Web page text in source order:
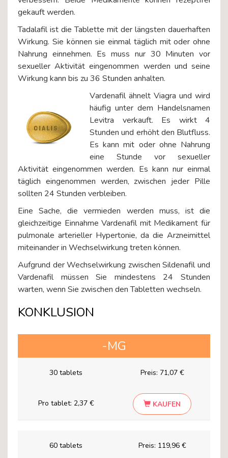
gekauft werden.
Tadalafil ist die Tablette mit der längsten dauerhaften
Wirkung. Sie können sie einmal täglich mit oder ohne
Nahrung einnehmen. Es muss nur 30 Minuten vor
sexueller Aktivität eingenommen werden und seine
Wirkung kann bis zu 36 Stunden anhalten.
Vardenafil ähnelt Viagra und wird
häufig unter dem Handelsnamen
Levitra verkauft. Es wirkt 4
Stunden und erhöht den Blutfluss.
Es kann mit oder ohne Nahrung
eine Stunde vor sexueller
Aktivität eingenommen werden. Es kann nur einmal
täglich eingenommen werden, zwischen jeder Pille
sollten 24 Stunden verbleiben.
Eine Sache, die vermieden werden muss, ist die
gleichzeitige Einnahme Vardenafil mit Medikament für
pulmonale arterieller Hypertonie, da die Arzneimittel
miteinander in Wechselwirkung treten können.
Aufgrund der Wechselwirkung zwischen Sildenafil und
Vardenafil müssen Sie mindestens 24 Stunden
warten, wenn Sie zwischen den Tabletten wechseln.
KONKLUSION
-MG
30 tablets Preis: 71,07 €
Pro tablet: 2,37 € KAUFEN
60 tablets Preis: 119,96 €